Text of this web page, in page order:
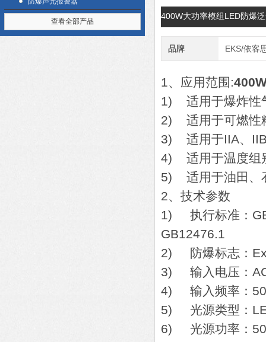
查看全部产品
400W大功率模组LED防爆
品牌 EKS/依客
1、应用范围:
1) 适用于爆炸性
2) 适用于可燃性
3) 适用于IIA、IIB
4) 适用于温度组
5) 适用于油田、
2、技术参数
1) 执行标准：
GB12476.1
2) 防爆标志：Ex
3) 输入电压：
4) 输入频率：
5) 光源类型：
6) 光源功率：